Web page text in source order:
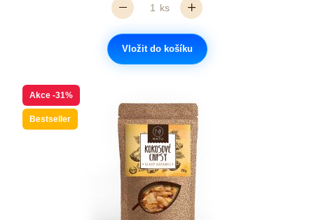
ks
Vložit do košíku
Akce -31%
Bestseller